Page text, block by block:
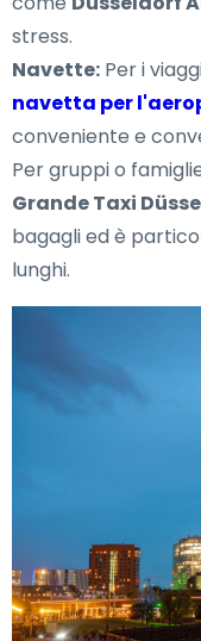
stress.
Navette: Per i
navetta per
conveniente e
Per gruppi o
Grande Taxi
bagagli ed è
lunghi.